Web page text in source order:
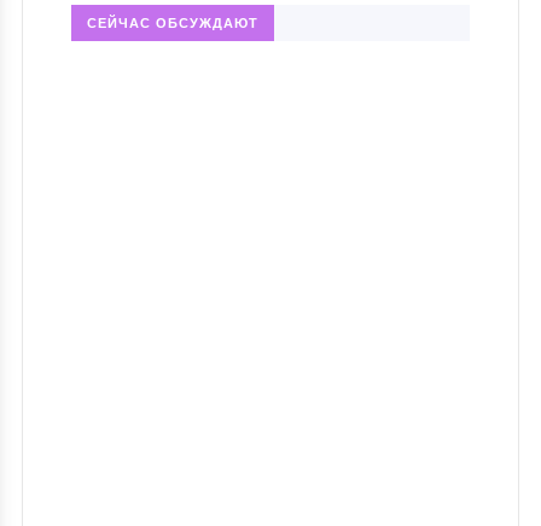
СЕЙЧАС ОБСУЖДАЮТ